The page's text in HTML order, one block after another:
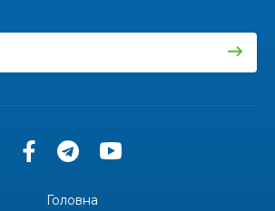
Володимирович Капшук,
Головна